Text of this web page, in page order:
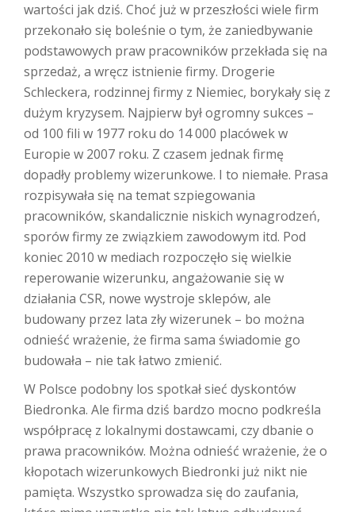
wartości jak dziś. Choć już w przeszłości wiele firm
przekonało się boleśnie o tym, że zaniedbywanie
podstawowych praw pracowników przekłada się na
sprzedaż, a wręcz istnienie firmy. Drogerie
Schleckera, rodzinnej firmy z Niemiec, borykały się z
dużym kryzysem. Najpierw był ogromny sukces –
od 100 fili w 1977 roku do 14 000 placówek w
Europie w 2007 roku. Z czasem jednak firmę
dopadły problemy wizerunkowe. I to niemałe. Prasa
rozpisywała się na temat szpiegowania
pracowników, skandalicznie niskich wynagrodzeń,
sporów firmy ze związkiem zawodowym itd. Pod
koniec 2010 w mediach rozpoczęło się wielkie
reperowanie wizerunku, angażowanie się w
działania CSR, nowe wystroje sklepów, ale
budowany przez lata zły wizerunek – bo można
odnieść wrażenie, że firma sama świadomie go
budowała – nie tak łatwo zmienić.
W Polsce podobny los spotkał sieć dyskontów
Biedronka. Ale firma dziś bardzo mocno podkreśla
współpracę z lokalnymi dostawcami, czy dbanie o
prawa pracowników. Można odnieść wrażenie, że o
kłopotach wizerunkowych Biedronki już nikt nie
pamięta. Wszystko sprowadza się do zaufania,